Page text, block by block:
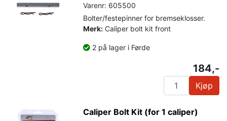
Varenr: 605500
Bolter/festepinner for bremseklosser.
Merk: Caliper bolt kit front
2 på lager i Førde
184,-
Kjøp
Caliper Bolt Kit (for 1 caliper)